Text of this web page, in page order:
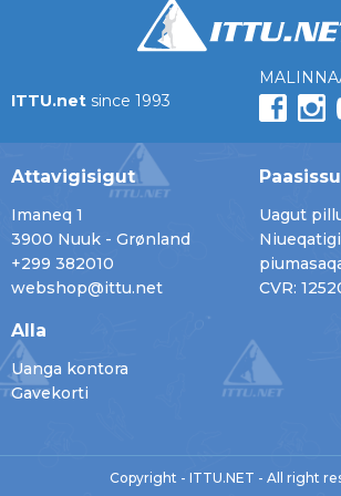
ITTU.net since 1993
Attavigisigut
Imaneq 1
3900 Nuuk - Grønland
+299 382010
webshop@ittu.net
Uagut
CVR:
Alla
Uanga kontora
Gavekorti
Copyright - ITTU.NET - All right